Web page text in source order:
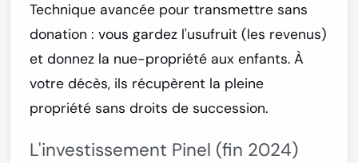
Technique avancée pour transmettre sans
donation : vous gardez l'usufruit (les revenus)
et donnez la nue-propriété aux enfants. À
votre décès, ils récupèrent la pleine
propriété sans droits de succession.
L'investissement Pinel (fin 2024)